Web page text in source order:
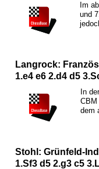
Im
und
Langrock:
1.e4 e6 2.d4 d5 3.S
In
CBM
dem
Stohl: Grünfeld-
1.Sf3 d5 2.g3 c5 3.